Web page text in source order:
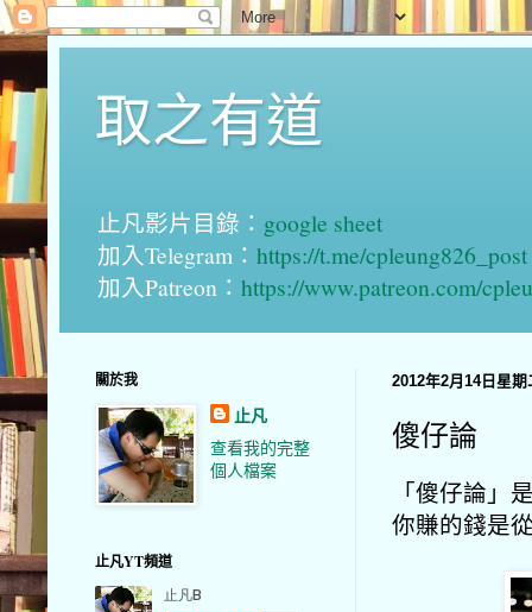
取之有道
止凡影片目錄： google sheet
加入Telegram： https://t.me/cpleung826_post
加入Patreon： https://www.patreon.com/
2012年2月14日星期
傻仔論
「傻仔論」
你賺的錢是
關於我
止凡
查看我的完整
個人檔案
止凡YT頻道